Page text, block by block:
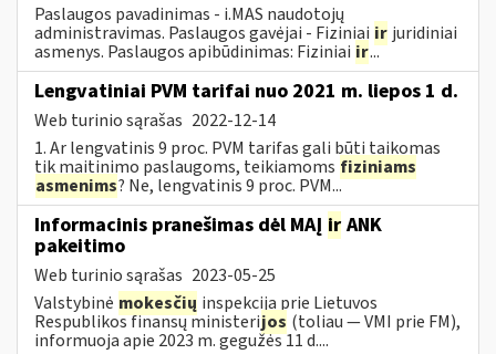
Paslaugos pavadinimas - i.MAS naudotojų
administravimas. Paslaugos gavėjai - Fiziniai ir juridiniai
asmenys. Paslaugos apibūdinimas: Fiziniai ir...
Lengvatiniai PVM tarifai nuo 2021 m. liepos 1 d.
Web turinio sąrašas 2022-12-14
1. Ar lengvatinis 9 proc. PVM tarifas gali būti taikomas
tik maitinimo paslaugoms, teikiamoms fiziniams
asmenims? Ne, lengvatinis 9 proc. PVM...
Informacinis pranešimas dėl MAĮ ir ANK
pakeitimo
Web turinio sąrašas 2023-05-25
Valstybinė mokesčių inspekcija prie Lietuvos
Respublikos finansų ministerijos (toliau — VMI prie FM),
informuoja apie 2023 m. gegužės 11 d....